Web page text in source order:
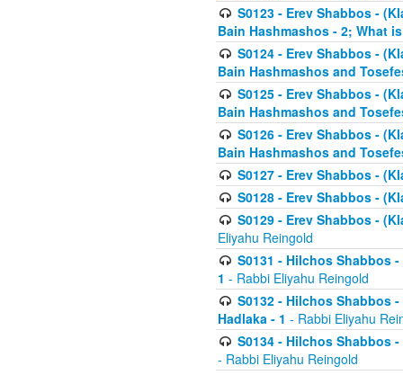
S0123 - Erev Shabbos -
Bain Hashmashos - 2; What
S0124 - Erev Shabbos -
Bain Hashmashos and
S0125 - Erev Shabbos -
Bain Hashmashos and
S0126 - Erev Shabbos -
Bain Hashmashos and
S0127 - Erev Shabbos -
S0128 - Erev Shabbos -
S0129 - Erev Shabbos -
Eliyahu Reingold
S0131 - Hilchos Shabbos
1 - Rabbi Eliyahu Reingold
S0132 - Hilchos Shabbos
Hadlaka - 1 - Rabbi Eliyahu
S0134 - Hilchos Shabbos
- Rabbi Eliyahu Reingold